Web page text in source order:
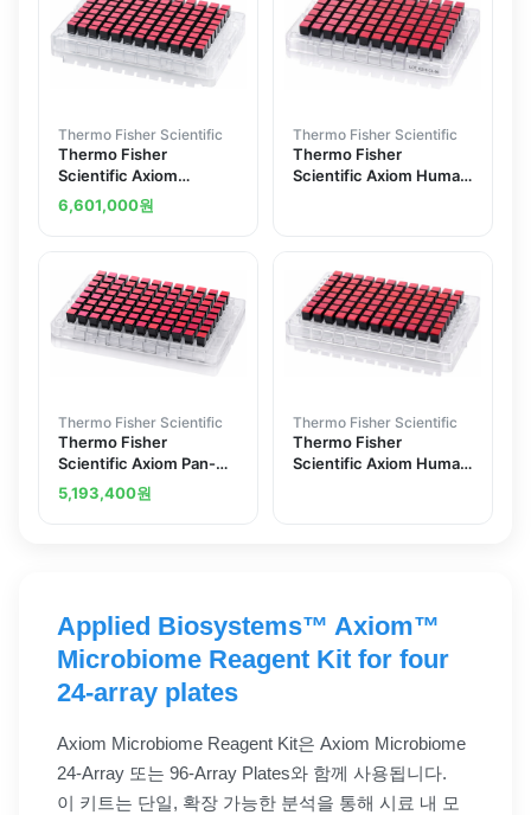
Thermo Fisher Scientific
Thermo Fisher
Scientific Axiom
Genome-Wide EUR 96
array plate
6,601,000원
Thermo Fisher Scientific
Thermo Fisher
Scientific Axiom Human
Thermo Fisher Scientific
Thermo Fisher
Scientific Axiom Pan-
African Cancer
Research Assay Kit
5,193,400원
Thermo Fisher Scientific
Thermo Fisher
Scientific Axiom Human
Applied Biosystems™ Axiom™
Microbiome Reagent Kit for four
24-array plates
Axiom Microbiome Reagent Kit은 Axiom Microbiome
24-Array 또는 96-Array Plates와 함께 사용됩니다.
이 키트는 단일, 확장 가능한 분석을 통해 시료 내 모